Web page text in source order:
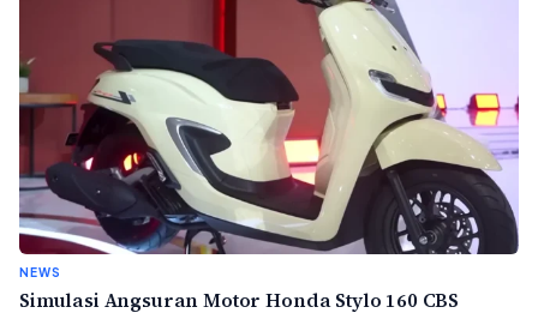
NEWS
Simulasi Angsuran Motor Honda Stylo 160 CBS